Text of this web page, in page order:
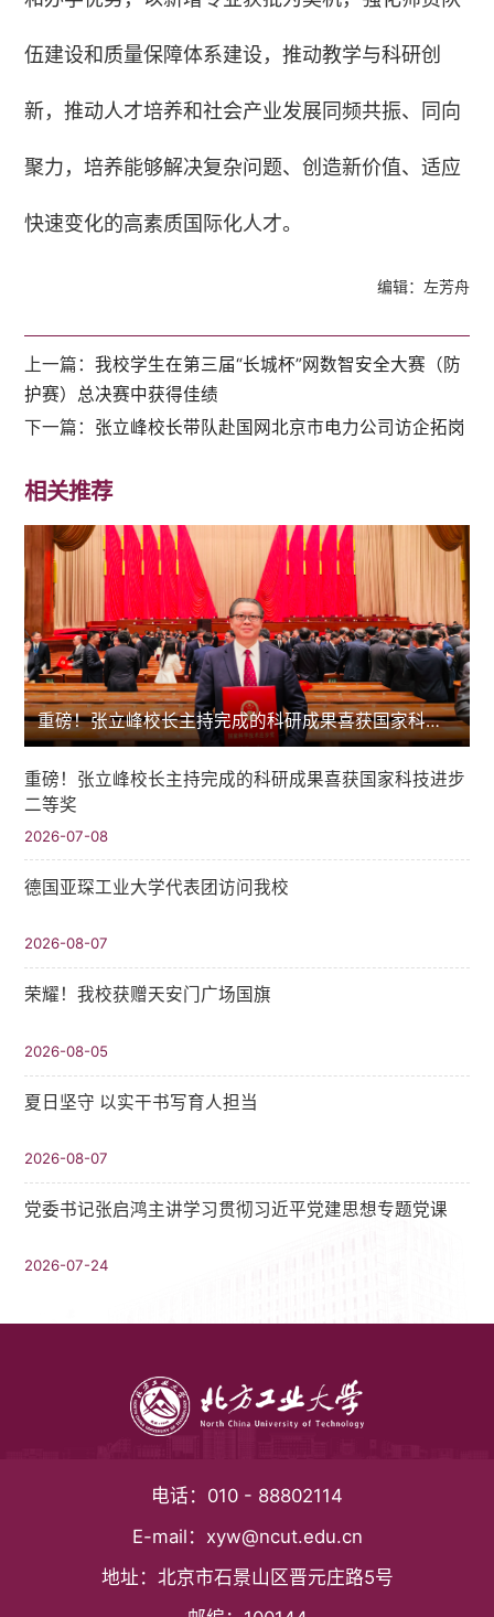
伍建设和质量保障体系建设，推动教学与科研创
新，推动人才培养和社会产业发展同频共振、同向
聚力，培养能够解决复杂问题、创造新价值、适应
快速变化的高素质国际化人才。
编辑：左芳舟
上一篇：我校学生在第三届“长城杯”网数智安全大赛（防
护赛）总决赛中获得佳绩
下一篇： 张立峰校长带队赴国网北京市电力公司访企拓岗
相关推荐
重磅！张立峰校长主持完成的科研成果喜获国家科技进步二等奖
重磅！张立峰校长主持完成的科研成果喜获国家科技进步
二等奖
2026-07-08
德国亚琛工业大学代表团访问我校
2026-08-07
荣耀！我校获赠天安门广场国旗
2026-08-05
夏日坚守 以实干书写育人担当
2026-08-07
党委书记张启鸿主讲学习贯彻习近平党建思想专题党课
2026-07-24
电话： 010 - 88802114
E-mail： xyw@ncut.edu.cn
地址： 北京市石景山区晋元庄路5号